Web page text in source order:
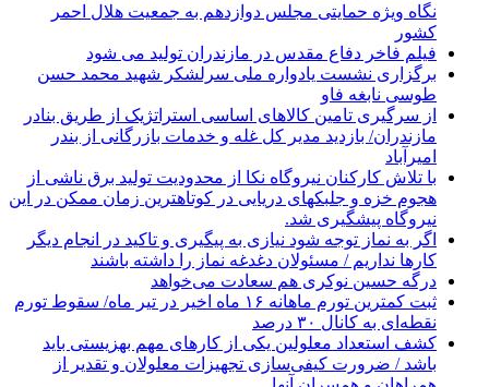
نگاه ویژه حمایتی مجلس دوازدهم به جمعیت هلال احمر
کشور
فیلم فاخر دفاع مقدس در مازندران تولید می شود
برگزاری نشست یادواره ملی سرلشکر شهید محمد حسن
طوسی نابغه فاو
از سرگیری تامین کالاهای اساسی استراتژیک از طریق بنادر
مازندران/ بازدید مدیر کل غله و خدمات بازرگانی از بندر
امیرآباد
با تلاش کارکنان نیروگاه نکا از محدودیت تولید برق ناشی از
هجوم خزه و جلبکهای دریایی در کوتاهترین زمان ممکن در این
نیروگاه پیشگیری شد.
اگر به نماز توجه شود نیازی به پیگیری و تاکید در انجام دیگر
کارها نداریم / مسئولان دغدغه نماز را داشته باشند
درگه حسین نوکری هم سعادت می‌خواهد
ثبت کمترین تورم ماهانه ۱۶ ماه اخیر در تیر ماه/ سقوط تورم
نقطه‌ای به کانال ۳۰ درصد
کشف استعداد معلولین یکی از کارهای مهم بهزیستی باید
باشد / ضرورت کیفی‌سازی تجهیزات معلولان و تقدیر از